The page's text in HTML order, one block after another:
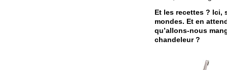
Et les recettes ? Ici,
mondes. Et en
qu’allons-nous
chandeleur ?